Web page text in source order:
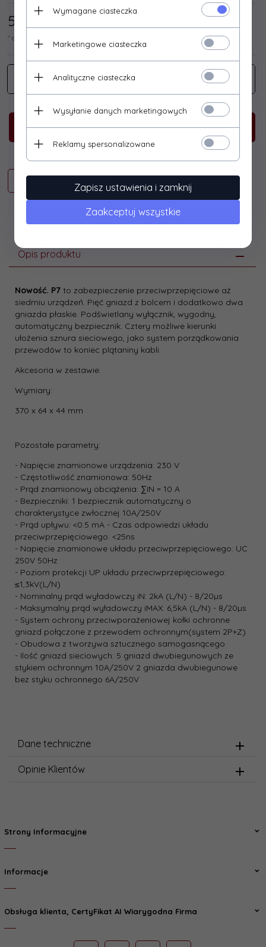
58, 54 / 72,00
* cena netto / brutto
KUP TERAZ!
Opis produktu
Nowość. P7 to zabezpieczenie przeciwprzepięciowe aż
siedmiu urządzeń. Pięć gniazd z bolcem i dodatkowo dwa
gniazda płaskie. Podświetlany wyłącznik, wygodny,
automatyczny bezpiecznik. Cztery możliwe kierunki
ułożenia sznura sieciowego, jako system porządkowania
przewodów to koniec plątaniny kabli.
Akcesoria w zestawie:
Wymiary:
370 x 64 x 44 mm
Pozostałe parametry:
- Napięcie znamionowe urządzenia: 230 V
- Częstotliwość znamionowa: 50Hz
- Prąd znamionowy obciążenia: ∑IN = 10 A
- Bezpieczniki: 1 bezpiecznik automatyczny o
charakterystyce zwłocznej 10A/250V
- Prąd upływu: <0.5 mA - Czas odpowiedzi układu
przeciwprzepięciowego: <25ns
- Napięcie znamionowe układu przeciwprzepięciowego: UC
250V 50Hz
- Poziom protekcji UP układu przeciwprzepięciowego:
≤1,3kV(L/N)
- Nominalny prąd wyładowczy iN: 2kA (L/N) - 8/20µs
- Maksymalny prąd wyładowczy iMAX: 6,5kA (L/N) - 8/20µs
- System ochrony przeciwporażeniowej kołki ochronne
gniazd połączone z przewodem ochronnym(system 2P+Z)
- Obudowa z tworzywa sztucznego samogasnącego
- Ilość gniazd sieciowych: 5 gniazd dwubiegunowych ze
stykiem ochronnym 10A/250V 2 gniazda dwubiegunowe
bez styku ochronnego 6A/250V
Dane techniczne
Opinie Klientów
Strony Informacyjne
Informacje
Obsługa klienta, CertyFikat AI Wiarygodna Firma
Wymagane ciasteczka
Marketingowe ciasteczka
Analityczne ciasteczka
Wysyłanie danych marketingowych
Reklamy spersonalizowane
Zapisz ustawienia i zamknij
Zaakceptuj wszystkie